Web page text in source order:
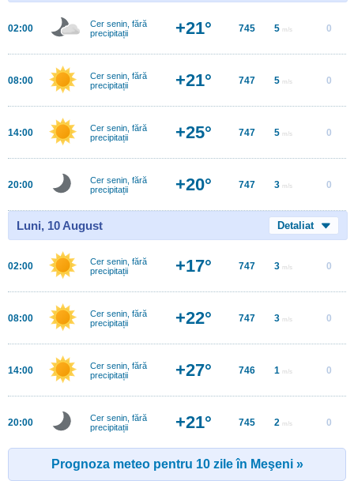
02:00
Cer senin, fără
precipitații
+21° 745 5 m/s 0
08:00
Cer senin, fără
precipitații
+21° 747 5 m/s 0
14:00
Cer senin, fără
precipitații
+25° 747 5 m/s 0
20:00
Cer senin, fără
precipitații
+20° 747 3 m/s 0
Luni, 10 August Detaliat
02:00
Cer senin, fără
precipitații
+17° 747 3 m/s 0
08:00
Cer senin, fără
precipitații
+22° 747 3 m/s 0
14:00
Cer senin, fără
precipitații
+27° 746 1 m/s 0
20:00
Cer senin, fără
precipitații
+21° 745 2 m/s 0
Prognoza meteo pentru 10 zile în Meşeni »